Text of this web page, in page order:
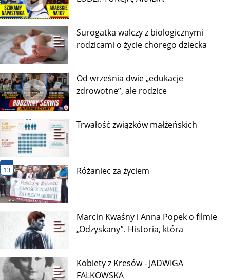
2 sierpnia 1944 roku w powstaniu warszawskim
poległa krystyna krahelska poetka
hej chłopcy bagnet na broń
SPOTKANIE ZE SŁOWEM –
–Mt 14, 1-12)
Najnowsze wpisy
SZUKAMY IMIGRANTA, KTÓRY ATAKUJE
Surogatka walczy z biologicznymi
Od września dwie „edukacje
zdrowotne”, ale rodzice
Trwałość związków małżeńskich